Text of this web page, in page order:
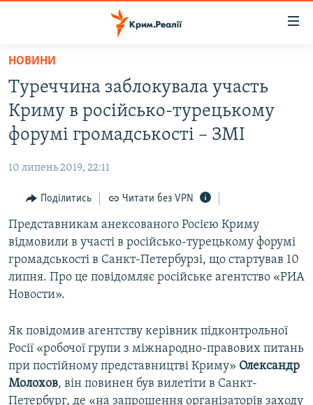
Перейти
основного
матеріалу
Перейти
до
основної
Перейти
пошуку
ВОДА.КРИМ
ВІДЕО ТА ФОТО
БЛОГИ
ПОГЛЯД
ІНТЕРВ'Ю
ВСЕ ЗА ДЕНЬ
СПЕЦПРОЕКТИ
ДЕПОРТАЦІЯ
ВІДЕОУРОКИ «ELIFBE»
СВІДЧЕННЯ ОКУПАЦІЇ
УКРАЇНСЬКА ПРОБЛЕМА КРИМУ
ІНФОГРАФІКА
ЯК ОБІЙТИ БЛОКУВАННЯ
Русский
Qırımtatar
ДОЛУЧАЙСЯ!
НОВИНИ
Туреччина заблокувала участь
Криму в російсько-турецькому
форумі громадськості – ЗМІ
10 липень 2019, 22:11
Поділитись Читати без VPN
Представникам анексованого Росією Криму
відмовили в участі в російсько-турецькому форумі
громадськості в Санкт-Петербурзі, що стартував 10
липня. Про це повідомляє російське агентство «РИА
Новости».
Як повідомив агентству керівник підконтрольної
Росії «робочої групи з міжнародно-правових питань
при постійному представництві Криму» Олександр
Молохов, він повинен був вилетіти в Санкт-
Петербург, де «на запрошення організаторів заходу